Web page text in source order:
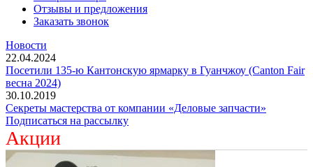
Отзывы и предложения
Заказать звонок
Новости
22.04.2024
Посетили 135-ю Кантонскую ярмарку в Гуанчжоу (Canton Fair
весна 2024)
30.10.2019
Секреты мастерства от компании «Деловые запчасти»
Подписаться на рассылку
Акции